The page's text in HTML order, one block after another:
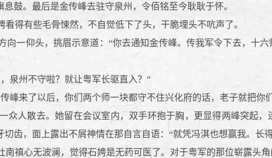
鼓。最后是金传峰去驻守泉州，令佰铭至今耿耿于怀。
得有些毛骨悚然，不自觉低下了头，干脆埋头不吭声了。
一仰头，挑眉示意道：“你去通知金传峰。传我军令下去，十
泉州不守啦？就让粤军长驱直入？”
来了以后，你们两个师一块都守不住兴化府的话，老子就把你
人散去。她留在会议室内，双手环抱于胸，更显得两峰突起
齿，面上露出不屑神情在那自言自语：“就凭冯淇也想赢我。长
禛心无波澜，觉得石娉是无药可医了。对于粤军的那位崭露头